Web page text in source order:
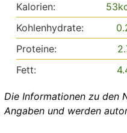
Kalorien:
53
Kohlenhydrate:
Proteine:
Fett:
Die Informationen zu den Nährwerten sind ungefähre
Angaben und werden